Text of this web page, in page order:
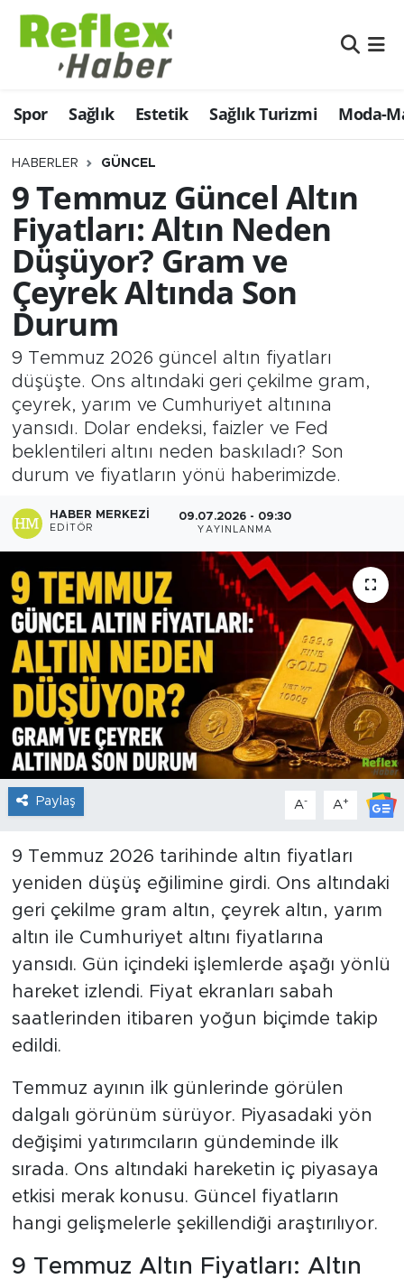
Spor Sağlık Estetik Sağlık Turizmi Moda-
HABERLER GÜNCEL
9 Temmuz Güncel Altın
Fiyatları: Altın Neden
Düşüyor? Gram ve
Çeyrek Altında Son
Durum
9 Temmuz 2026 güncel altın fiyatları
düşüşte. Ons altındaki geri çekilme gram,
çeyrek, yarım ve Cumhuriyet altınına
yansıdı. Dolar endeksi, faizler ve Fed
beklentileri altını neden baskıladı? Son
durum ve fiyatların yönü haberimizde.
HABER MERKEZI
EDITÖR
09.07.2026 - 09:30
YAYINLANMA
Paylaş A- A+
9 Temmuz 2026 tarihinde altın fiyatları
yeniden düşüş eğilimine girdi. Ons altındaki
geri çekilme gram altın, çeyrek altın, yarım
altın ile Cumhuriyet altını fiyatlarına
yansıdı. Gün içindeki işlemlerde aşağı yönlü
hareket izlendi. Fiyat ekranları sabah
saatlerinden itibaren yoğun biçimde takip
edildi.
Temmuz ayının ilk günlerinde görülen
dalgalı görünüm sürüyor. Piyasadaki yön
değişimi yatırımcıların gündeminde ilk
sırada. Ons altındaki hareketin iç piyasaya
etkisi merak konusu. Güncel fiyatların
hangi gelişmelerle şekillendiği araştırılıyor.
9 Temmuz Altın Fiyatları: Altın
Eğitim
Estetik
Firmalardan
Güncel
İş ve Ekonomi
Moda-Magazin-Eğlence
Sağlık Turizmi
Sanat
Spor
Teknoloji
Nöbetçi Eczaneler
Hava Durumu
Namaz Vakitleri
Trafik Durumu
Şampiyonlar Ligi Puan Durumu ve Fikstür
Tüm Manşetler
Haber Arşivi